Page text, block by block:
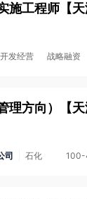
施工程师 【
发经营 战略融资
理方向） 【
司 石化 100-